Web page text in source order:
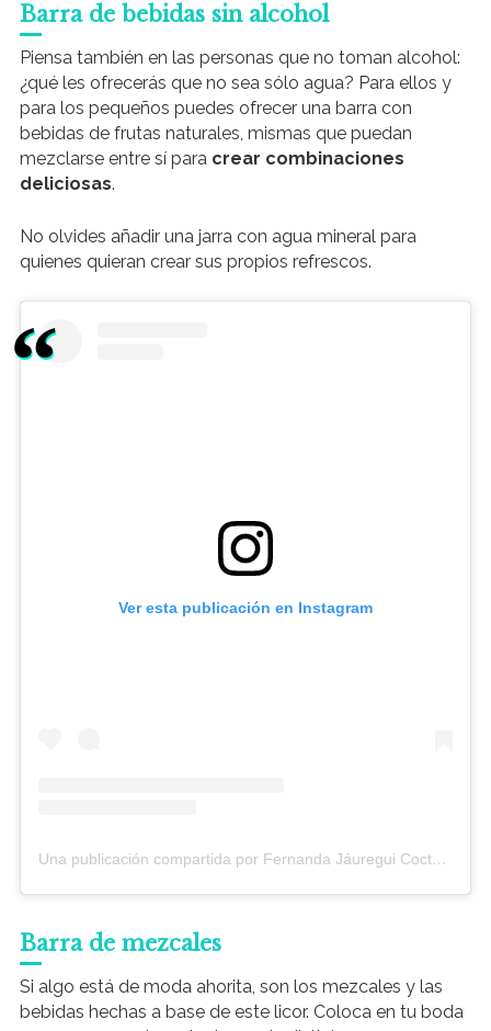
Barra de bebidas sin alcohol
Piensa también en las personas que no toman alcohol:
¿qué les ofrecerás que no sea sólo agua? Para ellos y
para los pequeños puedes ofrecer una barra con
bebidas de frutas naturales, mismas que puedan
mezclarse entre sí para crear combinaciones
deliciosas.
No olvides añadir una jarra con agua mineral para
quienes quieran crear sus propios refrescos.
Ver esta publicación en Instagram
Una publicación compartida por Fernanda Jáuregui Coctelería (@fjcocteleria)
Barra de mezcales
Si algo está de moda ahorita, son los mezcales y las
bebidas hechas a base de este licor. Coloca en tu boda